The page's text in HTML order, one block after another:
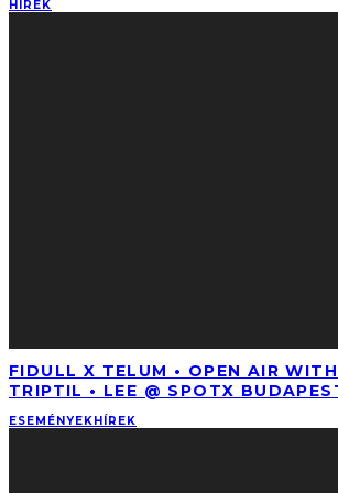
HÍREK
FIDULL X TELUM • OPEN AIR
TRIPTIL • LEE @ SPOTX
ESEMÉNYEKHÍREK